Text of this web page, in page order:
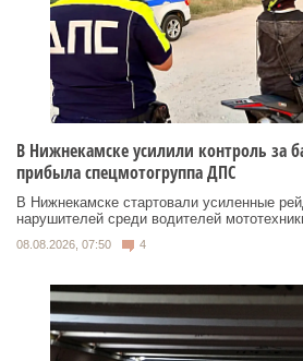
В Нижнекамске усилили контроль за
прибыла спецмотогруппа ДПС
В Нижнекамске стартовали усиленные
нарушителей среди водителей
08.08.2026, 07:50 4